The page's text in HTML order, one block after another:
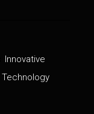
Innovative
Technology